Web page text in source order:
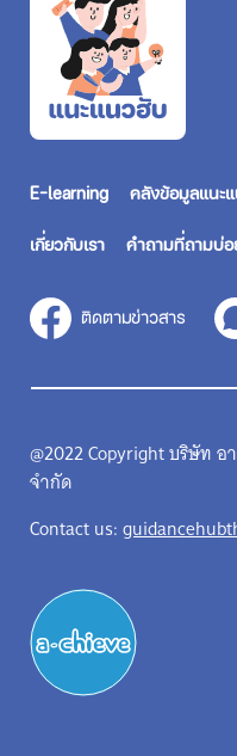
E-learning คลังข้อมูลแนะ
เกี่ยวกับเรา คำถามที่ถามบ่
ติดตามข่าวสาร
@2022 Copyright บริษัท อ
จำกัด
Contact us: